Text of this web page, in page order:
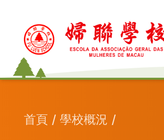
首頁 / 學校概況 /